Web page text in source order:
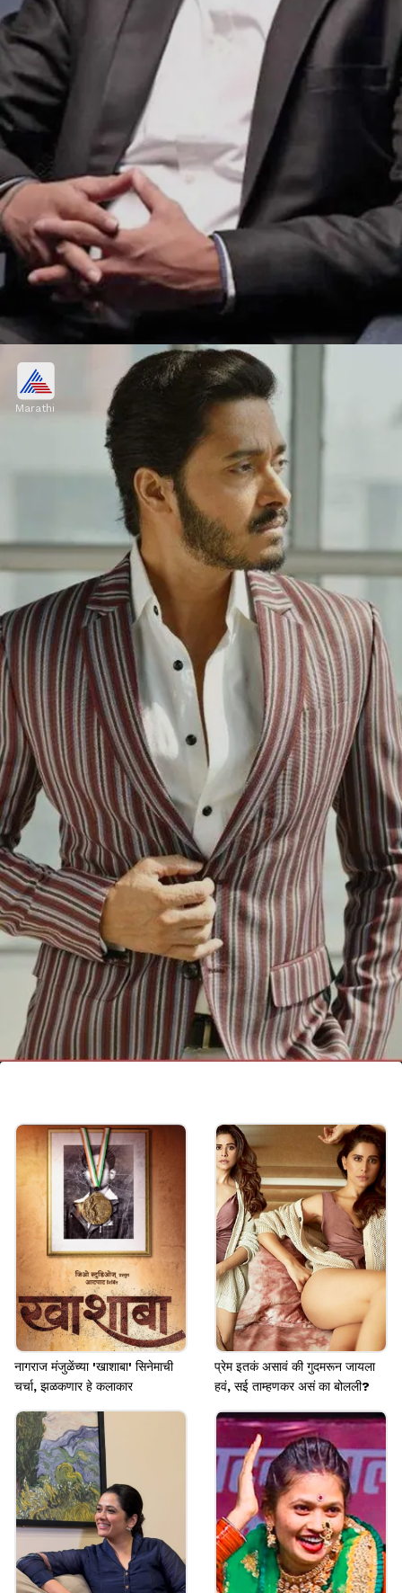
श्रेयसच घर कस झालं?
श्रेयसने शाहरुख खानकडून पत्र आणलं आणि नंतर त्याच घर
झाल्याचं त्यानं यावेळी मुलाखतीत सांगितलं आहे. यावेळी फराह
खानला हा किस्सा आठवल्यानंतर आनंद झाला.
Image credits: Social Media
Marathi
ओम शांती ओम मधला पप्पू हा जिममध्ये भेटल्याचा यावेळी बोलताना
फराह खानने सांगितलं. दोघांनी आपल्या आठवणी जाग्या केल्यामुळं
पॉडकास्ट भारी झाला आहे.
Image credits: Social Media
नागराज मंजुळेंच्या 'खाशाबा' सिनेमाची
चर्चा, झळकणार हे कलाकार
प्रेम इतकं असावं की गुदमरून जायला
हवं, सई ताम्हणकर असं का बोलली?